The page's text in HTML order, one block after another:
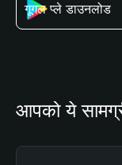
गूगल प्ले डाउनलोड
आपको ये